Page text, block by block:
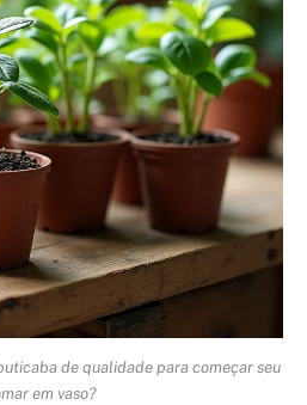
de qualidade para começar seu
em vaso?